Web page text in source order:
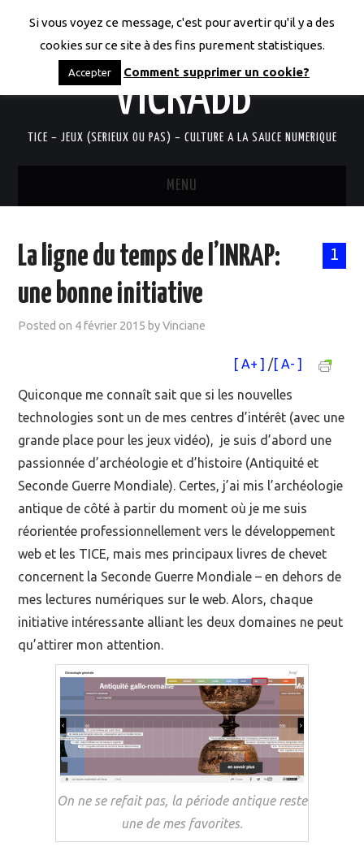
LES CODICES DE
VICRABB
TICE – JEUX (SERIEUX OU PAS) – CULTURE A LA SAUCE NUMERIQUE
MENU
QUI SUIS-JE?
MOOC SUIVIS
EVÉNEMENTS
1
La ligne du temps de l’INRAP:
une bonne initiative
Posted on 4 février 2015 byVinciane
[ A+ ] /[ A- ]
Quiconque me connaît sait que si les nouvelles
technologies sont un de mes centres d’intérêt (avec une
grande place pour les jeux vidéo), je suis d’abord une
passionnée d’archéologie et d’histoire (Antiquité et
Seconde Guerre Mondiale). Certes, j’ai mis l’archéologie
antique de côté à partir du moment où je me suis
réorientée professionnellement vers le développement
web et les TICE, mais mes principaux livres de chevet
concernent la Seconde Guerre Mondiale – en dehors de
mes lectures numériques sur le web. Alors, chaque
initiative intéressante alliant les deux domaines ne peut
qu’attirer mon attention.
On ne se refait pas, la période antique reste
une de mes favorites.
Si vous voyez ce message, c'est pour avertir qu'il y a des
cookies sur ce site à des fins purement statistiques.
Accepter Comment supprimer un cookie?